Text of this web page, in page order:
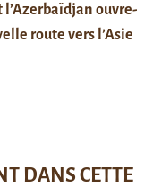
l’Azerbaïdjan ouvre-
route vers l’Asie
DANS CETTE